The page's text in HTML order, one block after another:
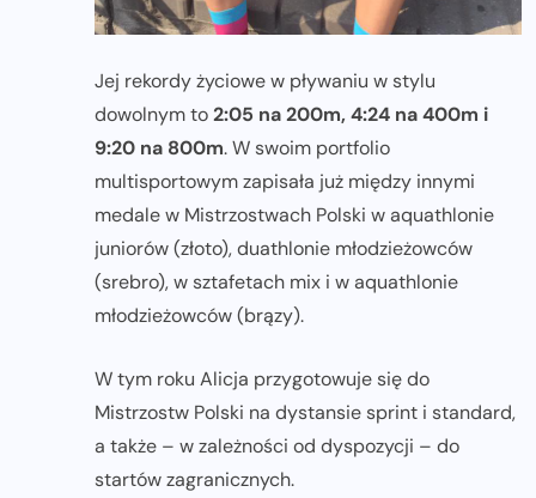
Jej rekordy życiowe w pływaniu w stylu
dowolnym to2:05 na 200m, 4:24 na 400m i
9:20 na 800m. W swoim portfolio
multisportowym zapisała już między innymi
medale w Mistrzostwach Polski w aquathlonie
juniorów (złoto), duathlonie młodzieżowców
(srebro), w sztafetach mix i w aquathlonie
młodzieżowców (brązy).
W tym roku Alicja przygotowuje się do
Mistrzostw Polski na dystansie sprint i standard,
a także – w zależności od dyspozycji – do
startów zagranicznych.